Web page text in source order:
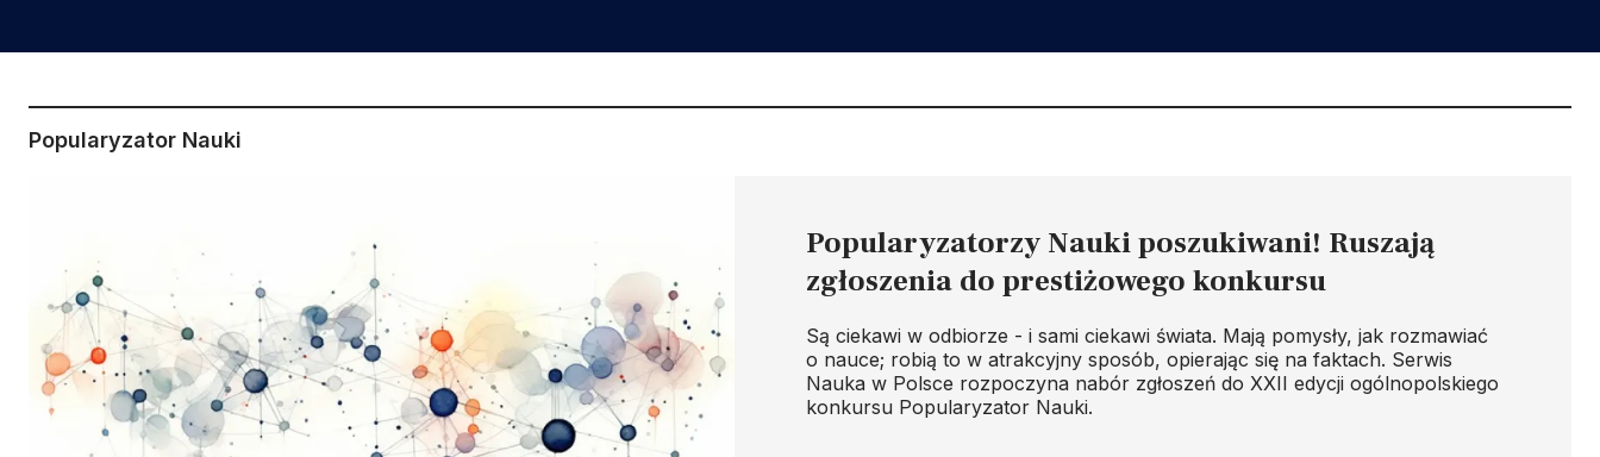
Popularyzator Nauki
Popularyzatorzy Nauki poszukiwani! Ruszają
zgłoszenia do prestiżowego konkursu
Są ciekawi w odbiorze - i sami ciekawi świata. Mają pomysły, jak rozmawiać
o nauce; robią to w atrakcyjny sposób, opierając się na faktach. Serwis
Nauka w Polsce rozpoczyna nabór zgłoszeń do XXII edycji ogólnopolskiego
konkursu Popularyzator Nauki.